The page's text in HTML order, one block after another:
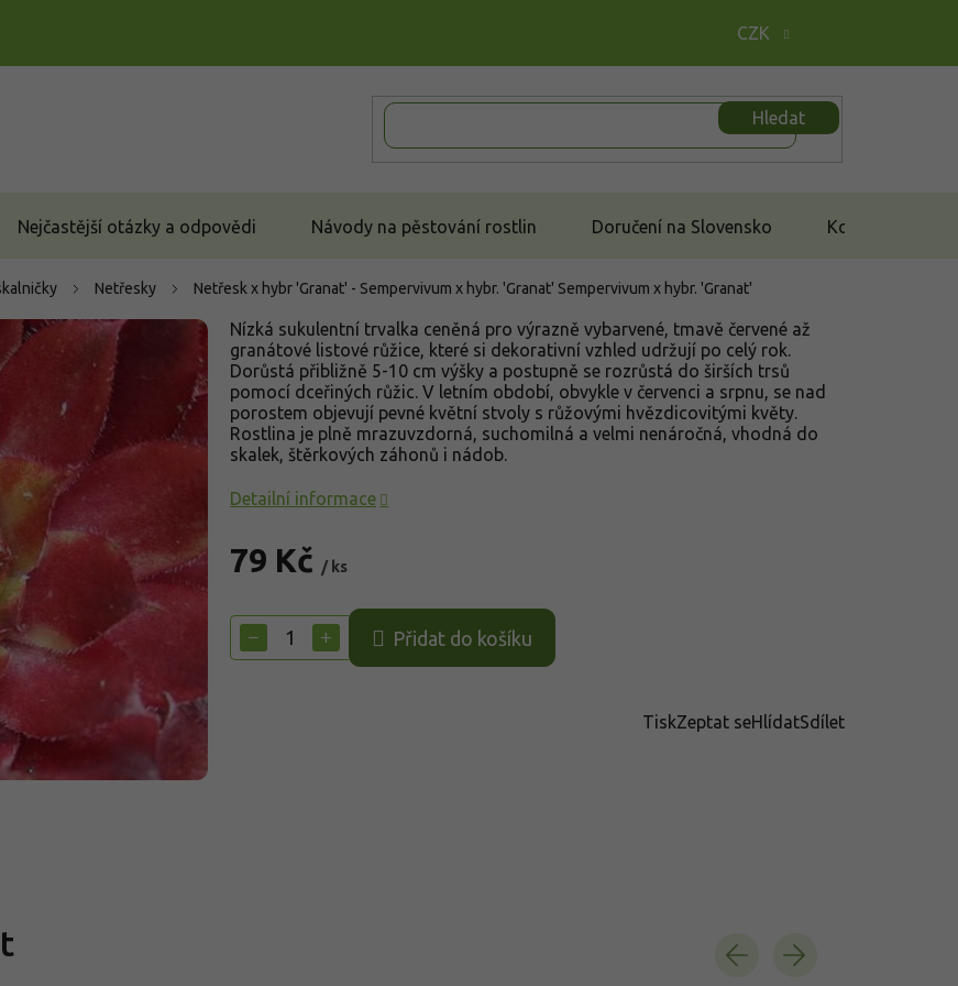
CZK
Hledat
Nejčastější otázky a odpovědi Návody na pěstování rostlin Doručení na Slovensko Kontakt
Netřesky Netřesk x hybr 'Granat' - Sempervivum x hybr. 'Granat' Sempervivum x hybr. 'Granat'
79 Kč / ks
cena:
+
− Přidat do košíku
Nízká sukulentní trvalka ceněná pro výrazně vybarvené, tmavě červené až
granátové listové růžice, které si dekorativní vzhled udržují po celý rok.
Dorůstá přibližně 5-10 cm výšky a postupně se rozrůstá do širších trsů
pomocí dceřiných růžic. V letním období, obvykle v červenci a srpnu, se nad
porostem objevují pevné květní stvoly s růžovými hvězdicovitými květy.
Rostlina je plně mrazuvzdorná, suchomilná a velmi nenáročná, vhodná do
skalek, štěrkových záhonů i nádob.
Detailní informace
TiskZeptat seHlídatSdílet